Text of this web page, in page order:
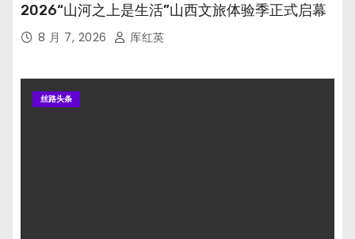
2026“山河之上是生活”山西文旅体验季正式启幕
8 月 7, 2026 厍红英
丝路头条